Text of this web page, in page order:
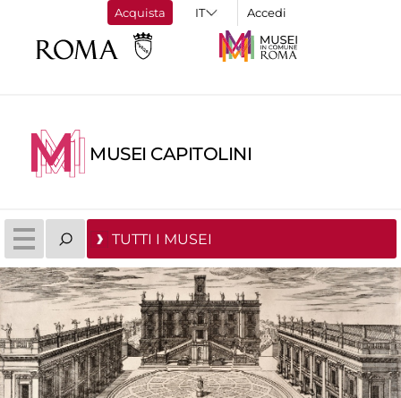
Acquista Accedi
MUSEI CAPITOLINI
TUTTI I MUSEI